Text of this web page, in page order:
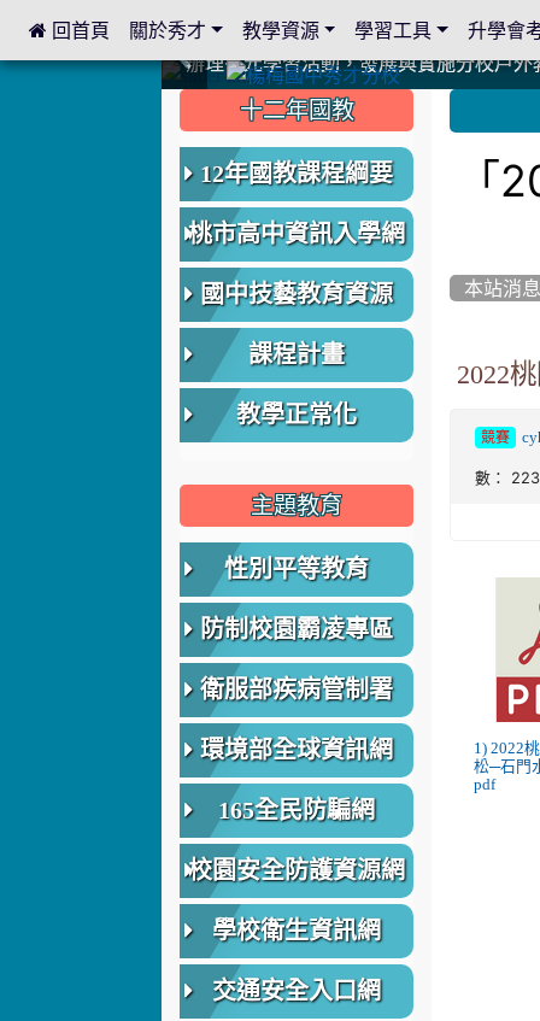
中國信託商業銀行 2023.04.22 愛傳球計畫
中國信託商業銀行 2023.04.22 愛傳球計畫
辦理多元學習活動，發展與實施分校戶外
辦理多元學習活動，發展與實施分校戶外
爭取社會資源，傳愛與溫暖：2024.3.19
爭取社會資源，傳愛與溫暖：2024.3.19
112學年度畢業學生與師長合照
112學年度畢業學生與師長合照
辦理多元學習活動，發展與實施分校戶外
辦理多元學習活動，發展與實施分校戶外
爭取社會資源，傳愛與溫暖：110.12.22
爭取社會資源，傳愛與溫暖：110.12.22
爭取社會資源，傳愛與溫暖：110.12.22
爭取社會資源，傳愛與溫暖：110.12.22
112.9.27參觀客家博覽會
112.9.27參觀客家博覽會
2023.12.27 國際獅子會贈送本校學生耶誕
2023.12.27 國際獅子會贈送本校學生耶誕
2023.12.27 國際獅子會贊助本校學生獎助
2023.12.27 國際獅子會贊助本校學生獎助
2023.12.27 聖誕感恩歌謠競賽；本校師
2023.12.27 聖誕感恩歌謠競賽；本校師
建置優質學習空間；合作互惠，建立良善
建置優質學習空間；合作互惠，建立良善
:::
「
本站消
2022
競賽
數： 223
1) 2022
松─石門
pdf
::: 十二年國教
12年國教課程綱要
桃市高中資訊入學網
國中技藝教育資源
課程計畫
教學正常化
主題教育
性別平等教育
防制校園霸凌專區
衛服部疾病管制署
環境部全球資訊網
165全民防騙網
校園安全防護資源網
學校衛生資訊網
交通安全入口網
::: 回首頁 關於秀才 教學資源 學習工具 升學會